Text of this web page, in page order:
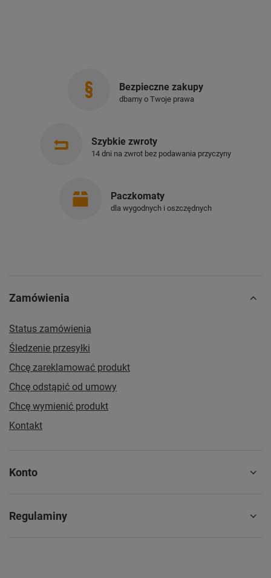
Bezpieczne zakupy
dbamy o Twoje prawa
Szybkie zwroty
14 dni na zwrot bez podawania przyczyny
Paczkomaty
dla wygodnych i oszczędnych
Zamówienia
Status zamówienia
Śledzenie przesyłki
Chcę zareklamować produkt
Chcę odstąpić od umowy
Chcę wymienić produkt
Kontakt
Konto
Regulaminy